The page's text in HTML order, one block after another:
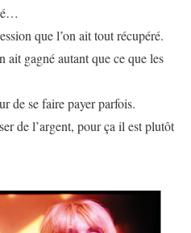
que l’on ait tout récupéré.
ait gagné autant que ce que les
de se faire payer parfois.
de l’argent, pour ça il est plutôt